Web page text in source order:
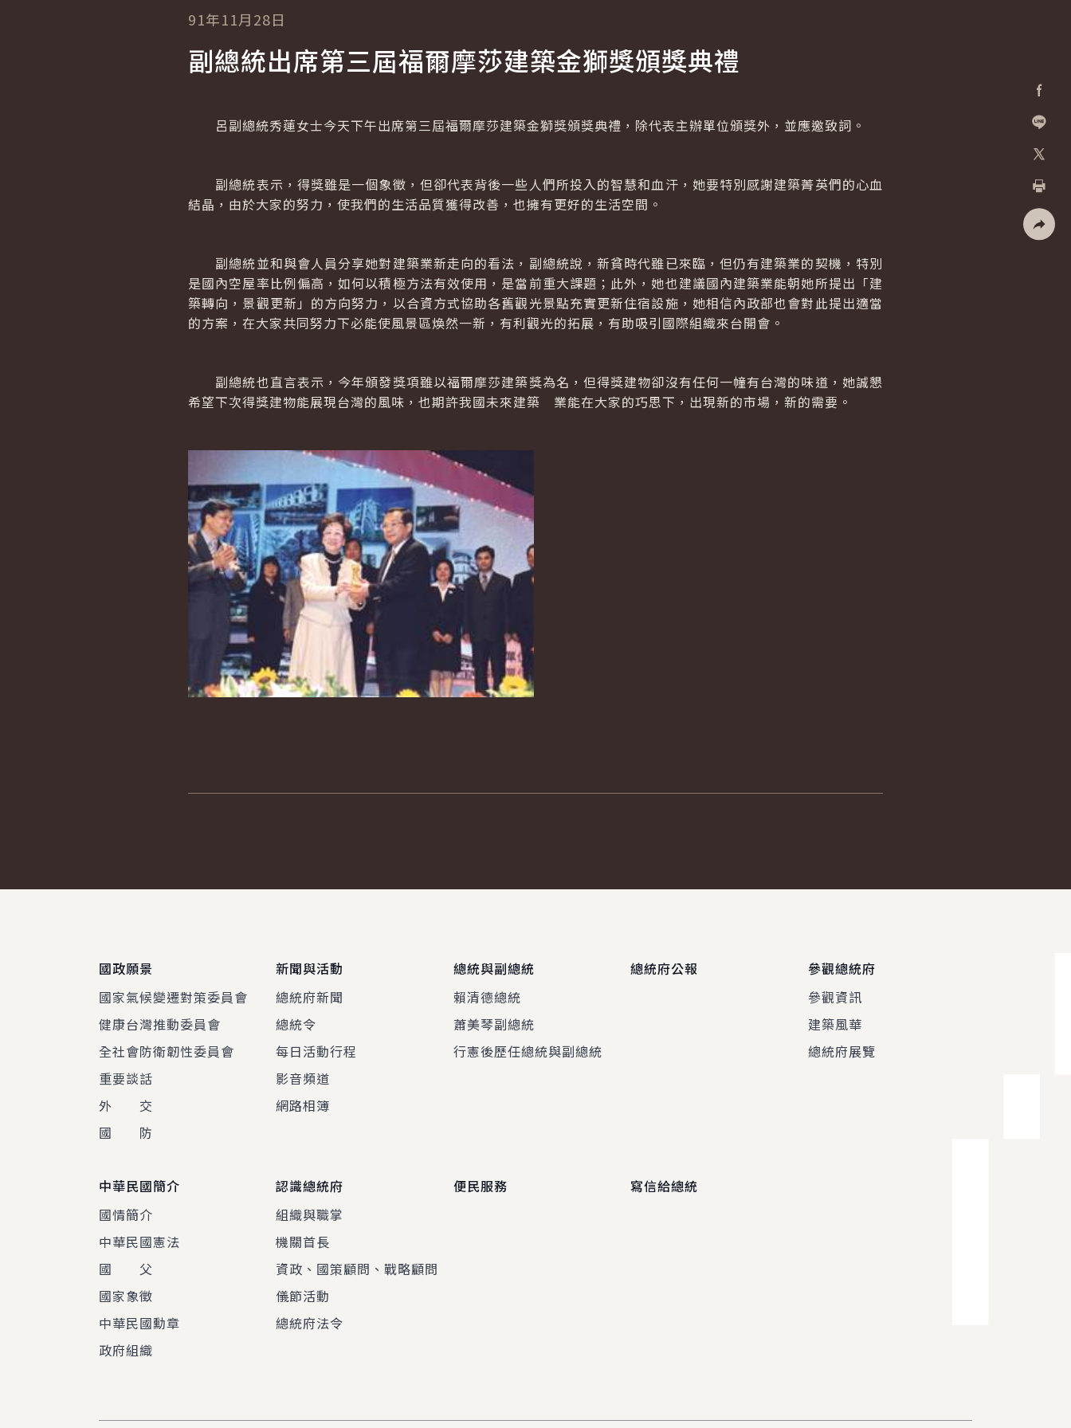
加入好
列印
91年11月28日
副總統出席第三屆福爾摩莎建築金獅獎頒獎典禮
呂副總統秀蓮女士今天下午出席第三屆福爾摩莎建築金獅獎頒獎典禮，除代表主辦單位頒獎外，並應邀致詞。
副總統表示，得獎雖是一個象徵，但卻代表背後一些人們所投入的智慧和血汗，她要特別感謝建築菁英們的心血
結晶，由於大家的努力，使我們的生活品質獲得改善，也擁有更好的生活空間。
副總統並和與會人員分享她對建築業新走向的看法，副總統說，新貧時代雖已來臨，但仍有建築業的契機，特別
是國內空屋率比例偏高，如何以積極方法有效使用，是當前重大課題；此外，她也建議國內建築業能朝她所提出「建
築轉向，景觀更新」的方向努力，以合資方式協助各舊觀光景點充實更新住宿設施，她相信內政部也會對此提出適當
的方案，在大家共同努力下必能使風景區煥然一新，有利觀光的拓展，有助吸引國際組織來台開會。
副總統也直言表示，今年頒發獎項雖以福爾摩莎建築獎為名，但得獎建物卻沒有任何一幢有台灣的味道，她誠懇
希望下次得獎建物能展現台灣的風味，也期許我國未來建築 業能在大家的巧思下，出現新的市場，新的需要。
國政願景
國家氣候變遷對策委員會
健康台灣推動委員會
全社會防衛韌性委員會
重要談話
外 交
國 防
新聞與活動
總統府新聞
總統令
每日活動行程
影音頻道
網路相簿
總統與副總統
賴清德總統
蕭美琴副總統
行憲後歷任總統與副總統
總統府公報
參觀總統府
參觀資訊
建築風華
總統府展覽
中華民國簡介
國情簡介
中華民國憲法
國 父
國家象徵
中華民國勳章
政府組織
認識總統府
組織與職掌
機關首長
資政、國策顧問、戰略顧問
儀節活動
總統府法令
便民服務 寫信給總統